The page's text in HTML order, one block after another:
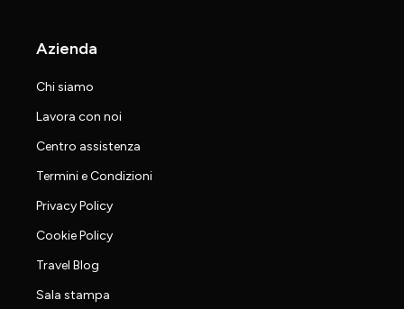
Azienda
Chi siamo
Lavora con noi
Centro assistenza
Termini e Condizioni
Privacy Policy
Cookie Policy
Travel Blog
Sala stampa